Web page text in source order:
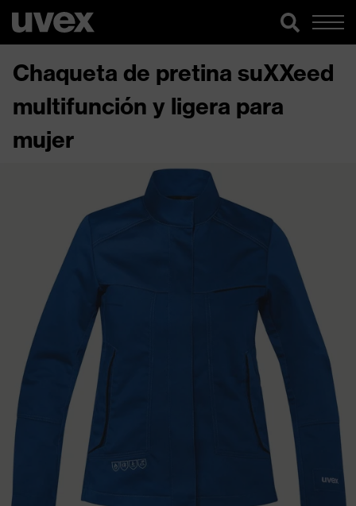
Chaqueta de pretina suXXeed
multifunción y ligera para
mujer